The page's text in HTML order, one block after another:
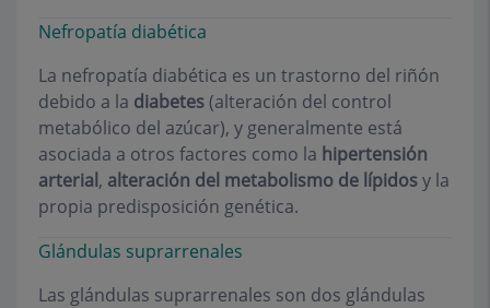
Nefropatía diabética
La nefropatía diabética es un trastorno del riñón
debido a la diabetes(alteración del control
metabólico del azúcar), y generalmente está
asociada a otros factores como la hipertensión
arterial, alteración del metabolismo de lípidosy la
propia predisposición genética.
Glándulas suprarrenales
Las glándulas suprarrenales son dos glándulas